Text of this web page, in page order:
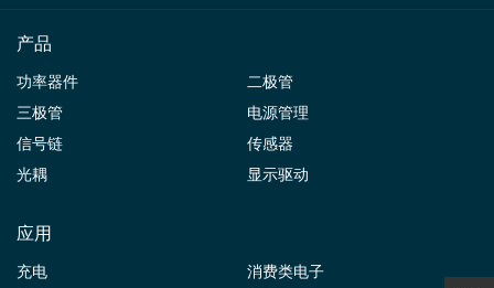
产品
功率器件
二极管
三极管
电源管理
信号链
传感器
光耦
显示驱动
应用
充电
消费类电子